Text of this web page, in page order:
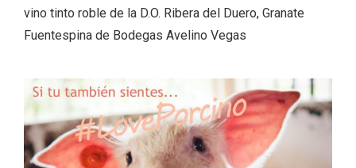
vino tinto roble de la D.O. Ribera del Duero, Granate
Fuentespina de Bodegas Avelino Vegas
Fiesta de los Fueros 2026 de Sepúlveda
y Feria de Artesanía